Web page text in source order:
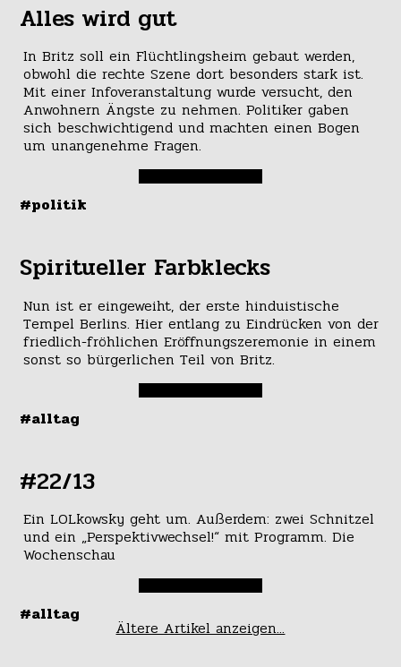
Alles wird gut
In Britz soll ein Flüchtlingsheim gebaut werden,
obwohl die rechte Szene dort besonders stark ist.
Mit einer Infoveranstaltung wurde versucht, den
Anwohnern Ängste zu nehmen. Politiker gaben
sich beschwichtigend und machten einen Bogen
um unangenehme Fragen.
#politik
Spiritueller Farbklecks
Nun ist er eingeweiht, der erste hinduistische
Tempel Berlins. Hier entlang zu Eindrücken von der
friedlich-fröhlichen Eröffnungszeremonie in einem
sonst so bürgerlichen Teil von Britz.
#alltag
#22/13
Ein LOLkowsky geht um. Außerdem: zwei Schnitzel
und ein „Perspektivwechsel!“ mit Programm. Die
Wochenschau
#alltag
Ältere Artikel anzeigen...